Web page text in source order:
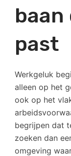
baan
past
Werkgeluk
alleen op het
ook op het
begrijpen dat
zoeken dan
omgeving